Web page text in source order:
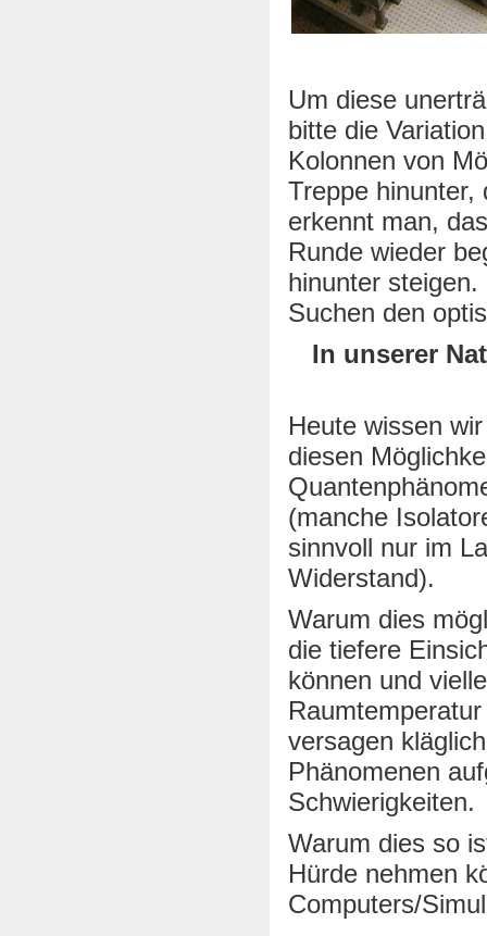
Um diese
bitte die
Kolonnen von
Treppe hinunter,
erkennt man,
Runde wieder
hinunter
Suchen den
In unserer
Heute wissen
diesen
(manche
sinnvoll nur im
Widerstand).
Warum dies
die tiefere
können und
versagen
Phänomenen
Schwierigkeiten.
Warum dies so
Hürde nehmen
Computers/